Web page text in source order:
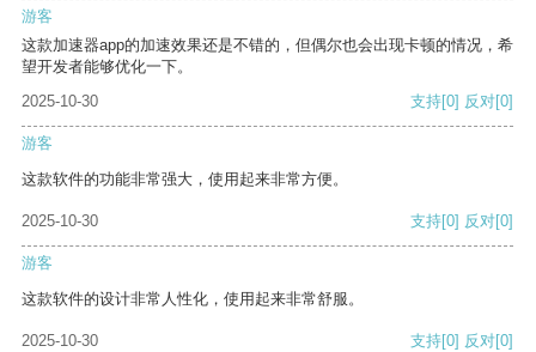
游客
这款加速器app的加速效果还是不错的，但偶尔也会出现卡顿的情况，希
望开发者能够优化一下。
2025-10-30
支持[0] 反对[0]
游客
这款软件的功能非常强大，使用起来非常方便。
2025-10-30 支持[0] 反对[0]
游客
这款软件的设计非常人性化，使用起来非常舒服。
2025-10-30 支持[0] 反对[0]